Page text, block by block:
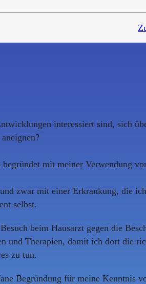
interessiert sind, sich
mit meiner Verwendung
zwar mit einer Erkrankung, die ich
selbst.
beim Hausarzt gegen die
und Therapien, damit ich dort die
zu tun.
Begründung für meine Kenntnis